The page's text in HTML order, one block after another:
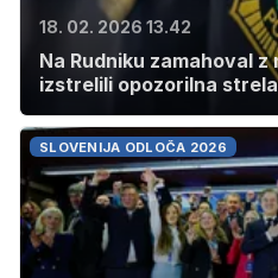
18. 02. 2026 13.42
Na Rudniku zamahoval
izstrelili opozorilna strela
SLOVENIJA ODLOČA 2026